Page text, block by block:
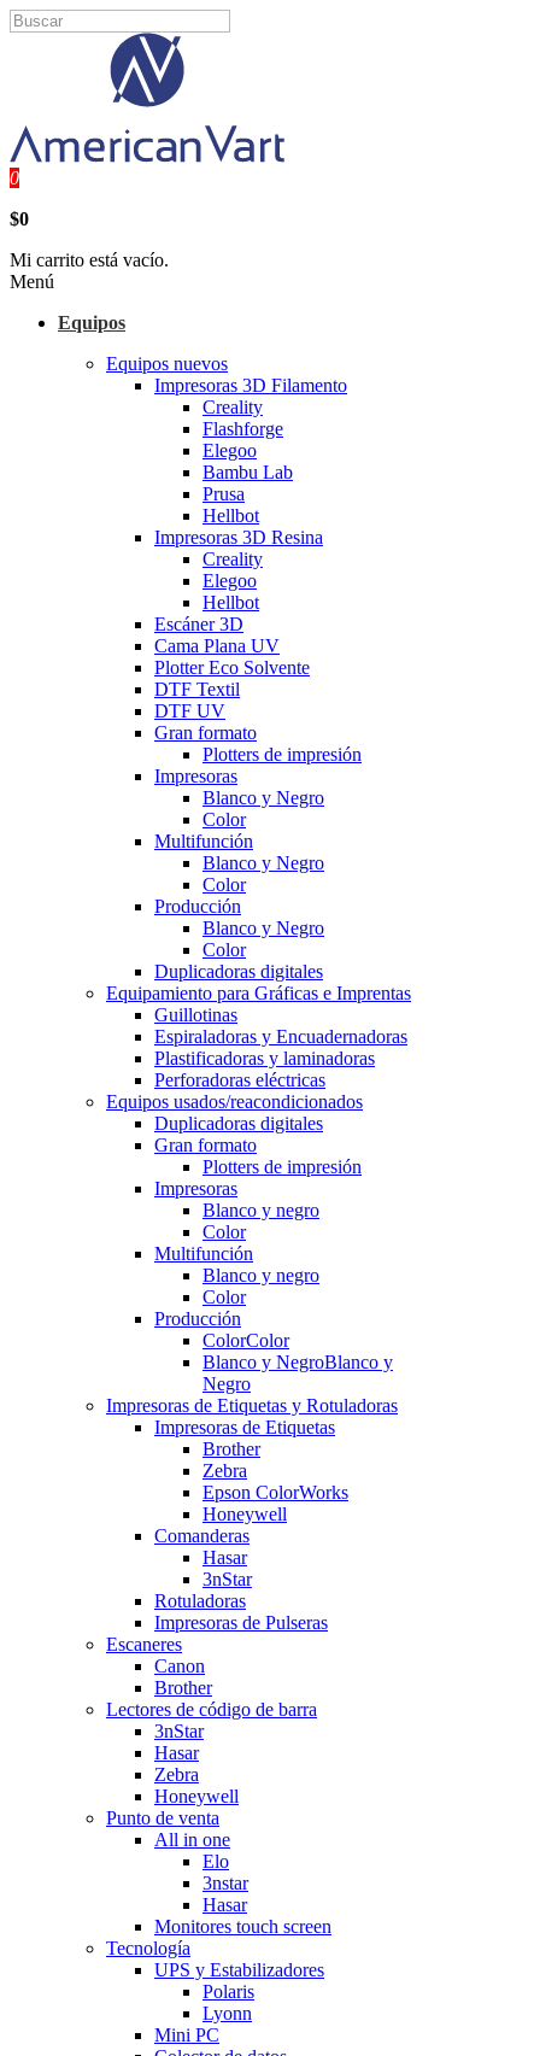
0
$0
Mi carrito está vacío.
Menú
Equipos
Equipos nuevos
Impresoras 3D Filamento
Creality
Flashforge
Elegoo
Bambu Lab
Prusa
Hellbot
Impresoras 3D Resina
Creality
Elegoo
Hellbot
Escáner 3D
Cama Plana UV
Plotter Eco Solvente
DTF Textil
DTF UV
Gran formato
Plotters de impresión
Impresoras
Blanco y Negro
Color
Multifunción
Blanco y Negro
Color
Producción
Blanco y Negro
Color
Duplicadoras digitales
Equipamiento para Gráficas e Imprentas
Guillotinas
Espiraladoras y Encuadernadoras
Plastificadoras y laminadoras
Perforadoras eléctricas
Equipos usados/reacondicionados
Duplicadoras digitales
Gran formato
Plotters de impresión
Impresoras
Blanco y negro
Color
Multifunción
Blanco y negro
Color
Producción
ColorColor
Blanco y NegroBlanco y
Negro
Impresoras de Etiquetas y Rotuladoras
Impresoras de Etiquetas
Brother
Zebra
Epson ColorWorks
Honeywell
Comanderas
Hasar
3nStar
Rotuladoras
Impresoras de Pulseras
Escaneres
Canon
Brother
Lectores de código de barra
3nStar
Hasar
Zebra
Honeywell
Punto de venta
All in one
Elo
3nstar
Hasar
Monitores touch screen
Tecnología
UPS y Estabilizadores
Polaris
Lyonn
Mini PC